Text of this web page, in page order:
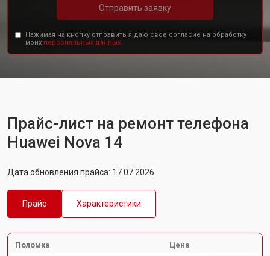
Отправить заявку
Нажимая на кнопку отправить я даю свое согласие на обработку
моих персональных данных.
Прайс-лист на ремонт телефона
Huawei Nova 14
Дата обновления прайса: 17.07.2026
Прайс Характеристики
Поломка Цена